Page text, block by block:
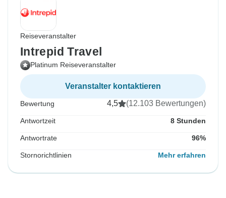
Reiseveranstalter
Intrepid Travel
Platinum Reiseveranstalter
Veranstalter kontaktieren
Bewertung 4,5 (12.103 Bewertungen)
Antwortzeit 8 Stunden
Antwortrate 96%
Stornorichtlinien Mehr erfahren